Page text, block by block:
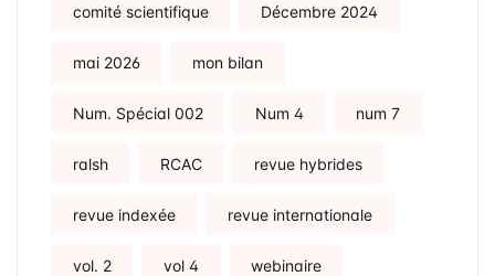
comité scientifique Décembre 2024
mai 2026 mon bilan
Num. Spécial 002 Num 4 num 7
ralsh RCAC revue hybrides
revue indexée revue internationale
vol. 2 vol 4 webinaire